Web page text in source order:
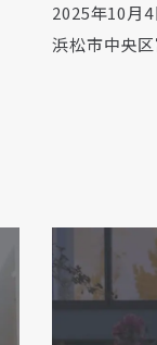
2025年10月4
浜松市中央